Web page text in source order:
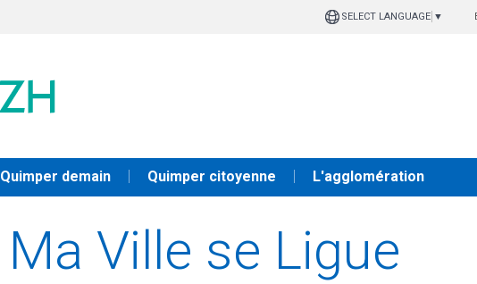
SELECT LANGUAGE ▼
Quimper demain Quimper citoyenne L'agglomération
Ma Ville se Ligue